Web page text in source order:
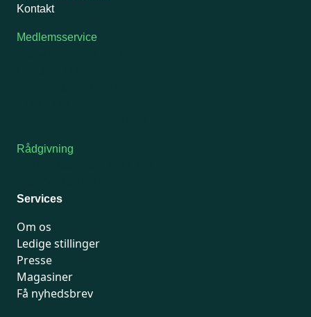
Kontakt
Medlemsservice
Rådgivning
Services
Om os
Ledige stillinger
Presse
Magasiner
Få nyhedsbrev